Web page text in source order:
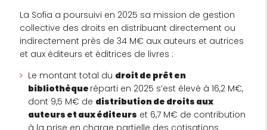
La Sofia a poursuivi en 2025 sa mission de gestion
collective des droits en distribuant directement ou
indirectement près de 34 M€ aux auteurs et autrices
et aux éditeurs et éditrices de livres :
Le montant total du droit de prêt en
bibliothèque réparti en 2025 s’est élevé à 16,2 M€,
dont 9,5 M€ de distribution de droits aux
auteurs et aux éditeurs et 6,7 M€ de contribution
à la prise en charge partielle des cotisations